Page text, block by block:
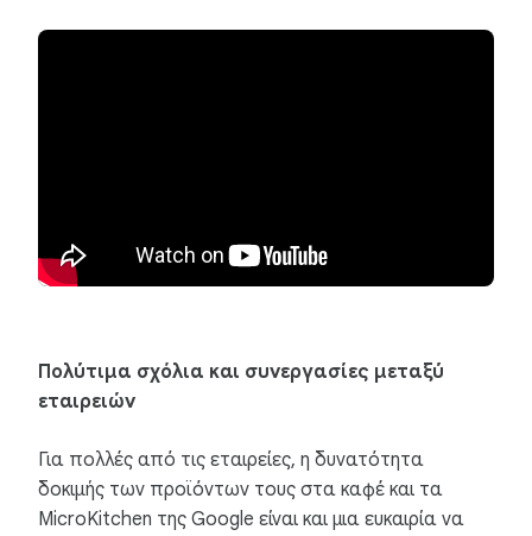
Πολύτιμα σχόλια και συνεργασίες μεταξύ
εταιρειών
Για πολλές από τις εταιρείες, η δυνατότητα
δοκιμής των προϊόντων τους στα καφέ και τα
MicroKitchen της Google είναι και μια ευκαιρία να